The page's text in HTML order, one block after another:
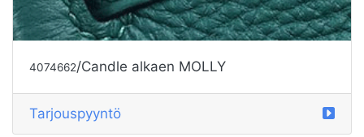
4074662/Candle alkaen MOLLY
Tarjouspyyntö